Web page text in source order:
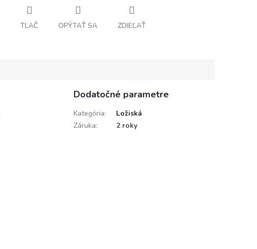
TLAČ OPÝTAŤ SA ZDIEĽAŤ
Dodatočné parametre
Kategória:
Ložiská
Záruka: 2 roky